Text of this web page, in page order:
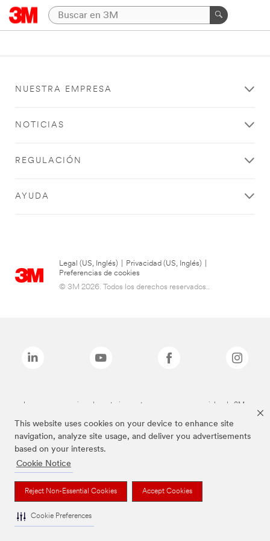
This website uses cookies on your device to enhance site
navigation, analyze site usage, and deliver you advertisements
based on your interests.
Cookie Notice
Reject Non-Essential Cookies Accept Cookies
Cookie Preferences
NUESTRA EMPRESA
NOTICIAS
REGULACIÓN
AYUDA
Legal (US, Inglés) Privacidad (US, Inglés)
Preferencias de cookies
© 3M 2026. Todos los derechos reservados..
Las marcas mencionadas anteriormente son marcas comerciales de 3M.